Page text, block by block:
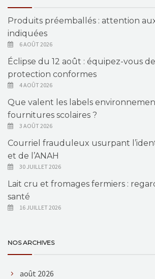
Produits préemballés : attention
indiquées
6 AOÛT 2026
Éclipse du 12 août : équipez-vous
protection conformes
4 AOÛT 2026
Que valent les labels
fournitures scolaires ?
3 AOÛT 2026
Courriel frauduleux usurpant
et de l’ANAH
30 JUILLET 2026
Lait cru et fromages fermiers :
santé
16 JUILLET 2026
NOS ARCHIVES
août 2026